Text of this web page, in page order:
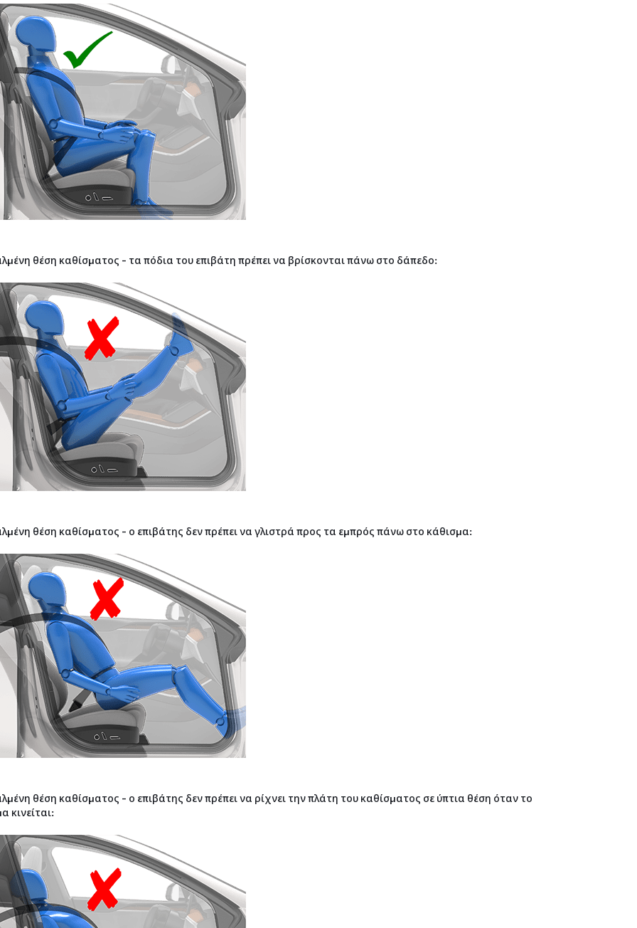
θέση καθίσματος - τα πόδια του επιβάτη πρέπει να βρίσκονται πάνω στο δάπεδο:
θέση καθίσματος - ο επιβάτης δεν πρέπει να γλιστρά προς τα εμπρός πάνω στο κάθισμα:
θέση καθίσματος - ο επιβάτης δεν πρέπει να ρίχνει την πλάτη του καθίσματος σε ύπτια θέση όταν το
κινείται: